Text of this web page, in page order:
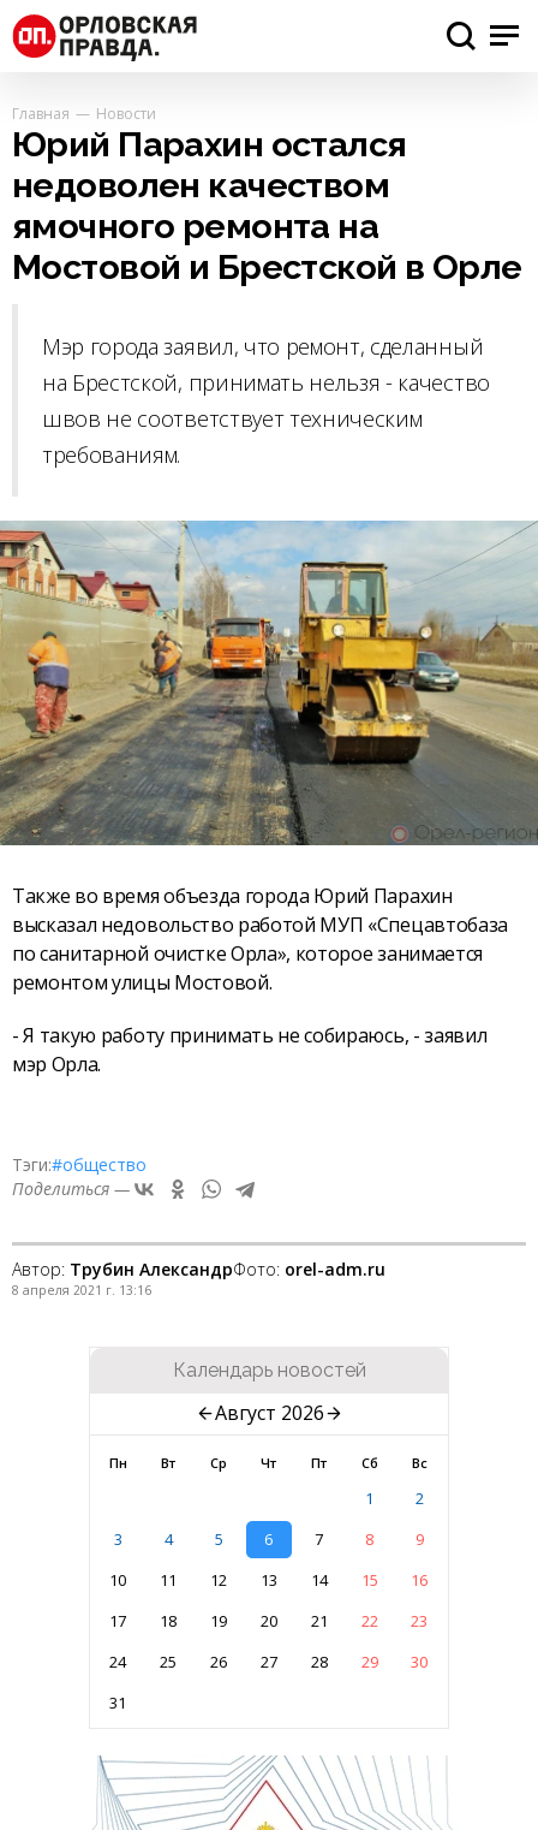
Главная Новости
Юрий Парахин остался
недоволен качеством
ямочного ремонта на
Мостовой и Брестской в Орле
Мэр города заявил, что ремонт, сделанный
на Брестской, принимать нельзя - качество
швов не соответствует техническим
требованиям.
Также во время объезда города Юрий Парахин
высказал недовольство работой МУП «Спецавтобаза
по санитарной очистке Орла», которое занимается
ремонтом улицы Мостовой.
- Я такую работу принимать не собираюсь, - заявил
мэр Орла.
Тэги:#общество
Поделиться —
Автор: Трубин АлександрФото: orel-adm.ru
8 апреля 2021 г. 13:16
Календарь новостей
Август 2026
Пн Вт Ср Чт Пт Сб Вс
1
2
3
4 5 6 7 8
9
10
11 12 13 14 15
16
17
18 19 20 21 22
23
24
25 26 27 28 29
30
31